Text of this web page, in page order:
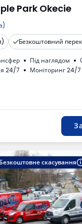
Park Okecie
Безкоштовний
Під наглядом
24/7
Моніторинг 24/7
Безкоштовне скасування